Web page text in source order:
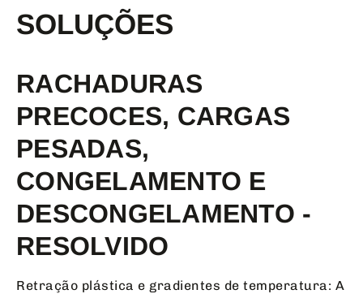
SOLUÇÕES
RACHADURAS
PRECOCES, CARGAS
PESADAS,
CONGELAMENTO E
DESCONGELAMENTO -
RESOLVIDO
Retração plástica e gradientes de temperatura: A